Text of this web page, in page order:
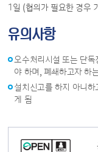
1일 (협의가 필요한 경우
유의사항
오수처리시설 또는 단
야 하며, 폐쇄하고자 하
설치신고를 하지 아니
게 됨